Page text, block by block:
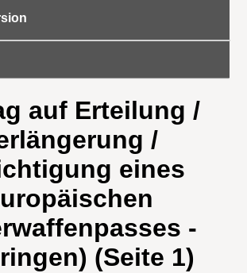
auf Erteilung /
/
eines
-
(Seite 1)